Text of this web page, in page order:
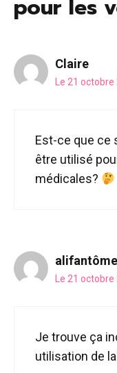
pour les
Claire
Le 21
Est-ce que ce
être utilisé
médicales?
alifantôme
Le 21
Je trouve ça
utilisation de